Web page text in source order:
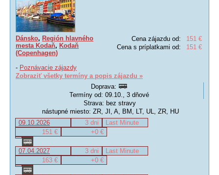
Cena zájazdu od:
151 €
Cena s príplatkami od:
151 €
Dánsko, Región hlavného
mesta Kodaň, Kodaň
(Copenhagen)
- Poznávacie zájazdy
Zobraziť všetky termíny a popis zájazdu »
Doprava:
Termíny od: 09.10., 3 dňové
Strava: bez stravy
nástupné miesto: ZR, JI, A, BM, LT, UL, ZR, HU
09.10.2026
3 dni
Last Minute
151 €
+0 €
07.04.2027 3 dni
Last Minute
163 €
+0 €